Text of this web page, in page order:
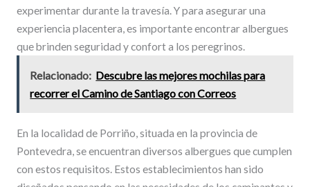
experimentar durante la travesía. Y para asegurar una
experiencia placentera, es importante encontrar albergues
que brinden seguridad y confort a los peregrinos.
Relacionado: Descubre las mejores mochilas para
recorrer el Camino de Santiago con Correos
En la localidad de Porriño, situada en la provincia de
Pontevedra, se encuentran diversos albergues que cumplen
con estos requisitos. Estos establecimientos han sido